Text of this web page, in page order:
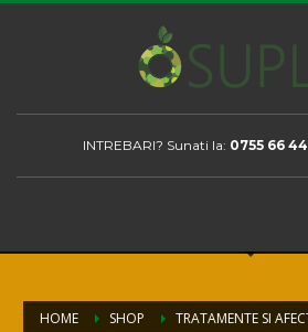
INTREBARI? Sunati la: 0755 66
HOME SHOP
TRATAMENTE SI